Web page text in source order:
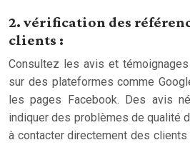
2. vérification des
clients :
Consultez les avis et
sur des plateformes comme
les pages Facebook. Des avis
indiquer des problèmes de qualité
à contacter directement des